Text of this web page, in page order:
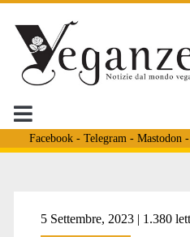
Facebook- Telegram - Mastodon -
Tag:
5 Settembre, 2023 | 1.380